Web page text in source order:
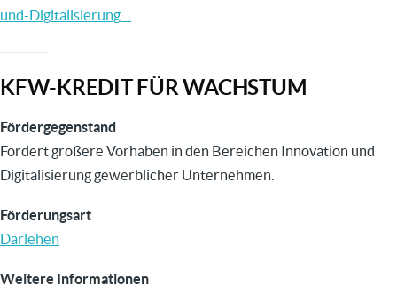
und-Digitalisierung…
KFW-KREDIT FÜR WACHSTUM
Fördergegenstand
Fördert größere Vorhaben in den Bereichen Innovation und
Digitalisierung gewerblicher Unternehmen.
Förderungsart
Darlehen
Weitere Informationen